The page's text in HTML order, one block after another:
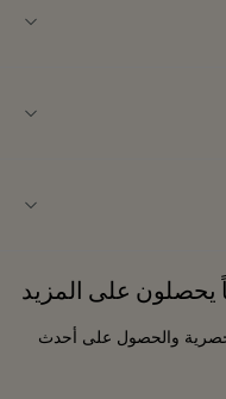
يحصلون على المزيد
حصرية والحصول على أحدث